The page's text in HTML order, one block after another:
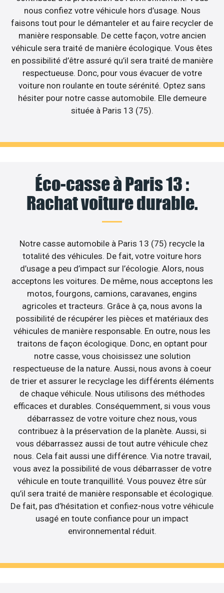
nous confiez votre véhicule hors d’usage. Nous
faisons tout pour le démanteler et au faire recycler de
manière responsable. De cette façon, votre ancien
véhicule sera traité de manière écologique. Vous êtes
en possibilité d’être assuré qu’il sera traité de manière
respectueuse. Donc, pour vous évacuer de votre
voiture non roulante en toute sérénité. Optez sans
hésiter pour notre casse automobile. Elle demeure
située à Paris 13 (75).
Éco-casse à Paris 13 :
Rachat voiture durable.
Notre casse automobile à Paris 13 (75) recycle la
totalité des véhicules. De fait, votre voiture hors
d’usage a peu d’impact sur l’écologie. Alors, nous
acceptons les voitures. De même, nous acceptons les
motos, fourgons, camions, caravanes, engins
agricoles et tracteurs. Grâce à ça, nous avons la
possibilité de récupérer les pièces et matériaux des
véhicules de manière responsable. En outre, nous les
traitons de façon écologique. Donc, en optant pour
notre casse, vous choisissez une solution
respectueuse de la nature. Aussi, nous avons à coeur
de trier et assurer le recyclage les différents éléments
de chaque véhicule. Nous utilisons des méthodes
efficaces et durables. Conséquemment, si vous vous
débarrassez de votre voiture chez nous, vous
contribuez à la préservation de la planète. Aussi, si
vous débarrassez aussi de tout autre véhicule chez
nous. Cela fait aussi une différence. Via notre travail,
vous avez la possibilité de vous débarrasser de votre
véhicule en toute tranquillité. Vous pouvez être sûr
qu’il sera traité de manière responsable et écologique.
De fait, pas d’hésitation et confiez-nous votre véhicule
usagé en toute confiance pour un impact
environnemental réduit.